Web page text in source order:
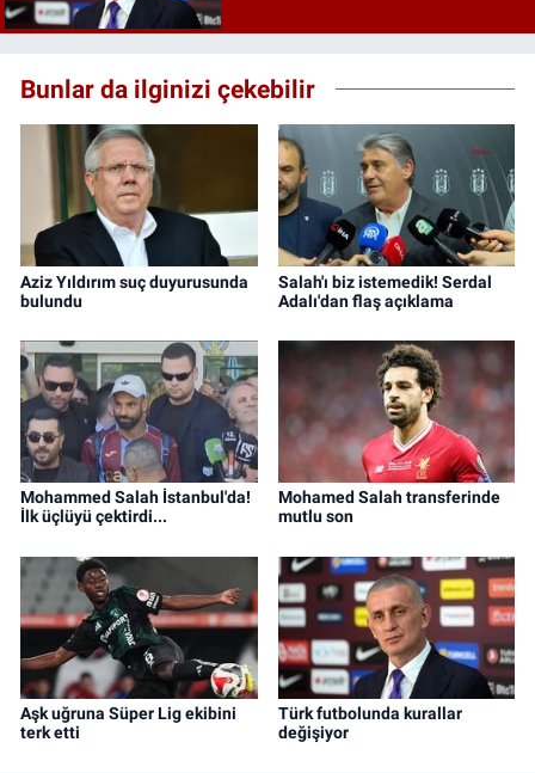
Bunlar da ilginizi çekebilir
Aziz Yıldırım suç duyurusunda
bulundu
Salah'ı biz istemedik! Serdal
Adalı'dan flaş açıklama
Mohammed Salah İstanbul'da!
İlk üçlüyü çektirdi...
Mohamed Salah transferinde
mutlu son
Aşk uğruna Süper Lig ekibini
terk etti
Türk futbolunda kurallar
değişiyor